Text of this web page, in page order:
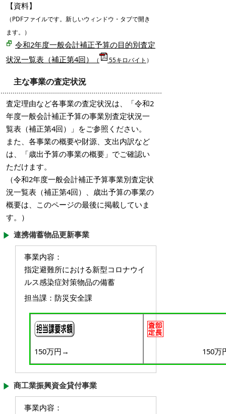
【資料】
（PDFファイルです。新しいウィンドウ・タブで開き
ます。）
令和2年度一般会計補正予算の目的別査定
状況一覧表（補正第4回）
（ 55キロバイト ）
主な事業の査定状況
査定理由など各事業の査定状況は、「令和2
年度一般会計補正予算の事業別査定状況一
覧表（補正第4回）」をご参照ください。
また、各事業の概要や財源、支出内訳など
は、「歳出予算の事業の概要」でご確認い
ただけます。
（令和2年度一般会計補正予算事業別査定状
況一覧表（補正第4回）、歳出予算の事業の
概要は、このページの最後に掲載していま
す。）
連携備蓄物品更新事業
事業内容 ：
指定避難所における新型コロナウイ
ルス感染症対策物品の備蓄
担当課 ：防災安全課
150万円 → 150万
商工業振興資金貸付事業
事業内容 ：